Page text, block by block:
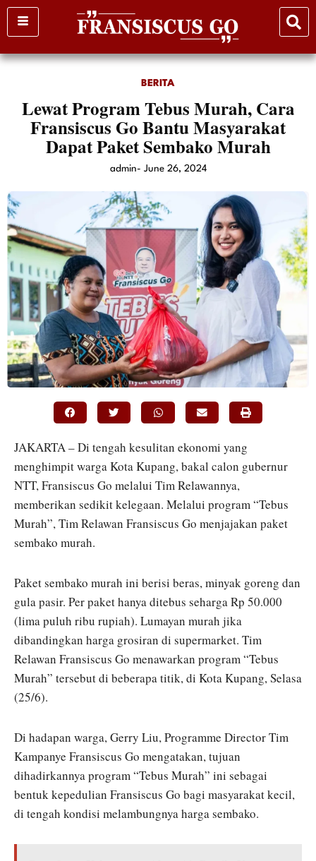
Skip
to
BERITA
Lewat Program Tebus Murah, Cara
Fransiscus Go Bantu Masyarakat
Dapat Paket Sembako Murah
admin- June 26, 2024
JAKARTA – Di tengah kesulitan ekonomi yang
menghimpit warga Kota Kupang, bakal calon gubernur
NTT, Fransiscus Go melalui Tim Relawannya,
memberikan sedikit kelegaan. Melalui program “Tebus
Murah”, Tim Relawan Fransiscus Go menjajakan paket
sembako murah.
Paket sembako murah ini berisi beras, minyak goreng dan
gula pasir. Per paket hanya ditebus seharga Rp 50.000
(lima puluh ribu rupiah). Lumayan murah jika
dibandingkan harga grosiran di supermarket. Tim
Relawan Fransiscus Go menawarkan program “Tebus
Murah” tersebut di beberapa titik, di Kota Kupang, Selasa
(25/6).
Di hadapan warga, Gerry Liu, Programme Director Tim
Kampanye Fransiscus Go mengatakan, tujuan
dihadirkannya program “Tebus Murah” ini sebagai
bentuk kepedulian Fransiscus Go bagi masyarakat kecil,
di tengah kondisi melambungnya harga sembako.